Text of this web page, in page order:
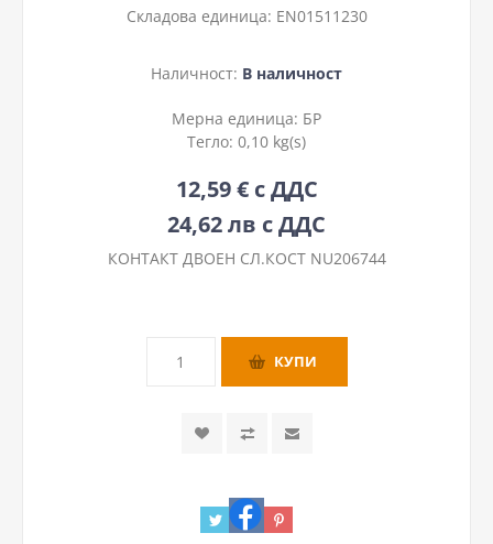
Складова единица: EN01511230
Наличност: В наличност
Мерна единица: БР
Тегло: 0,10 kg(s)
12,59 € с ДДС
24,62 лв с ДДС
КОНТАКТ ДВОЕН СЛ.КОСТ NU206744